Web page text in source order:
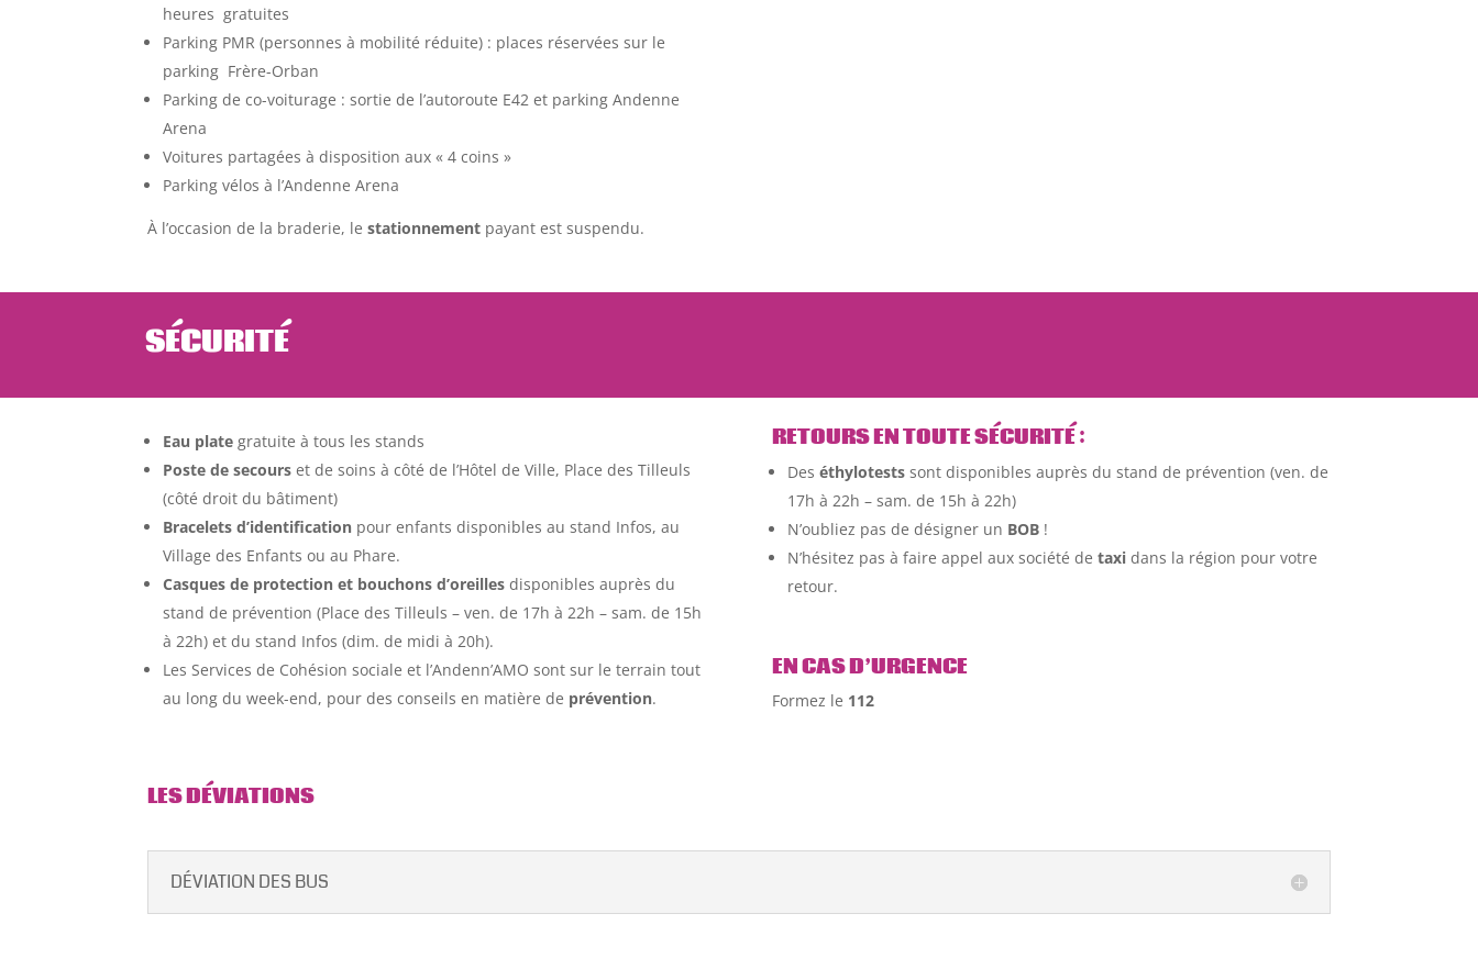
heures gratuites
Parking PMR (personnes à mobilité réduite) : places réservées sur le
parking Frère-Orban
Parking de co-voiturage : sortie de l’autoroute E42 et parking Andenne
Arena
Voitures partagées à disposition aux « 4 coins »
Parking vélos à l’Andenne Arena
À l’occasion de la braderie, lestationnement payant est suspendu.
SÉCURITÉ
Eau plate gratuite à tous les stands
Poste de secours et de soins à côté de l’Hôtel de Ville, Place des Tilleuls
(côté droit du bâtiment)
Bracelets d’identification pour enfants disponibles au stand Infos, au
Village des Enfants ou au Phare.
Casques de protection et bouchons d’oreilles disponibles auprès du
stand de prévention (Place des Tilleuls – ven. de 17h à 22h – sam. de 15h
à 22h) et du stand Infos (dim. de midi à 20h).
Les Services de Cohésion sociale et l’Andenn’AMO sont sur le terrain tout
au long du week-end, pour des conseils en matière de prévention.
RETOURS EN TOUTE SÉCURITÉ:
Des éthylotestssont disponibles auprès du stand de prévention (ven. de
17h à 22h – sam. de 15h à 22h)
N’oubliez pas de désigner un BOB !
N’hésitez pas à faire appel aux société de taxidans la région pour votre
retour.
EN CAS D’URGENCE
Formez le 112
LES DÉVIATIONS
DÉVIATION DES BUS